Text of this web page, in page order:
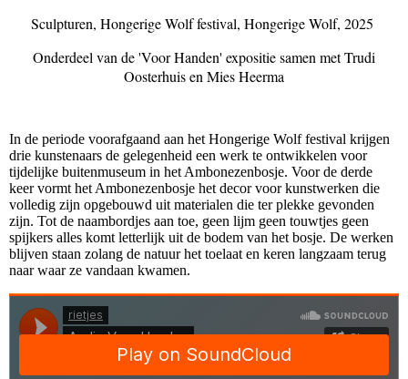
Sculpturen, Hongerige Wolf festival, Hongerige Wolf, 2025
Onderdeel van de 'Voor Handen' expositie samen met Trudi
Oosterhuis en Mies Heerma
In de periode voorafgaand aan het Hongerige Wolf festival krijgen
drie kunstenaars de gelegenheid een werk te ontwikkelen voor
tijdelijke buitenmuseum in het Ambonezenbosje. Voor de derde
keer vormt het Ambonezenbosje het decor voor kunstwerken die
volledig zijn opgebouwd uit materialen die ter plekke gevonden
zijn. Tot de naambordjes aan toe, geen lijm geen touwtjes geen
spijkers alles komt letterlijk uit de bodem van het bosje. De werken
blijven staan zolang de natuur het toelaat en keren langzaam terug
naar waar ze vandaan kwamen.